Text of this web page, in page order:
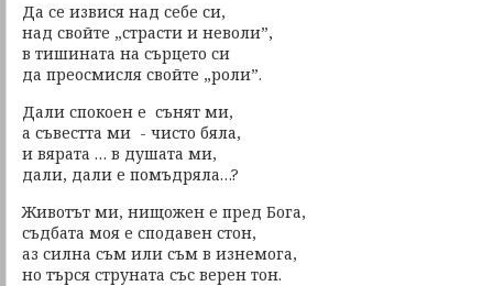
Да се извися над себе си,
над свойте „страсти и неволи”,
в тишината на сърцето си
да преосмисля свойте „роли”.
Дали спокоен е сънят ми,
а съвестта ми - чисто бяла,
и вярата … в душата ми,
дали, дали е помъдряла…?
Животът ми, нищожен е пред Бога,
съдбата моя е сподавен стон,
аз силна съм или съм в изнемога,
но търся струната със верен тон.